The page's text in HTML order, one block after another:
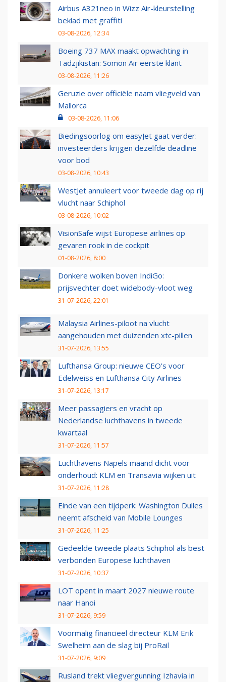
Airbus A321neo in Wizz Air-kleurstelling
beklad met graffiti
03-08-2026, 12:34
Boeing 737 MAX maakt opwachting in
Tadzjikistan: Somon Air eerste klant
03-08-2026, 11:26
Geruzie over officiële naam vliegveld van
Mallorca
03-08-2026, 11:06
Biedingsoorlog om easyJet gaat verder:
investeerders krijgen dezelfde deadline
voor bod
03-08-2026, 10:43
WestJet annuleert voor tweede dag op rij
vlucht naar Schiphol
03-08-2026, 10:02
VisionSafe wijst Europese airlines op
gevaren rook in de cockpit
01-08-2026, 8:00
Donkere wolken boven IndiGo:
prijsvechter doet widebody-vloot weg
31-07-2026, 22:01
Malaysia Airlines-piloot na vlucht
aangehouden met duizenden xtc-pillen
31-07-2026, 13:55
Lufthansa Group: nieuwe CEO’s voor
Edelweiss en Lufthansa City Airlines
31-07-2026, 13:17
Meer passagiers en vracht op
Nederlandse luchthavens in tweede
kwartaal
31-07-2026, 11:57
Luchthavens Napels maand dicht voor
onderhoud: KLM en Transavia wijken uit
31-07-2026, 11:28
Einde van een tijdperk: Washington Dulles
neemt afscheid van Mobile Lounges
31-07-2026, 11:25
Gedeelde tweede plaats Schiphol als best
verbonden Europese luchthaven
31-07-2026, 10:37
LOT opent in maart 2027 nieuwe route
naar Hanoi
31-07-2026, 9:59
Voormalig financieel directeur KLM Erik
Swelheim aan de slag bij ProRail
31-07-2026, 9:09
Rusland trekt vliegvergunning Izhavia in